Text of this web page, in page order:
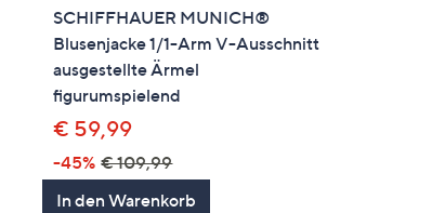
SCHIFFHAUER MUNICH®
Blusenjacke 1/1-Arm V-Ausschnitt
ausgestellte Ärmel
figurumspielend
€ 59,99
-45% € 109,99
In den Warenkorb